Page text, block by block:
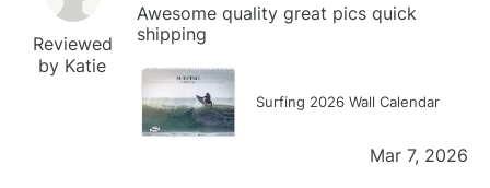
Reviewed
by Katie
Awesome quality great pics quick
shipping
Surfing 2026 Wall Calendar
Mar 7, 2026